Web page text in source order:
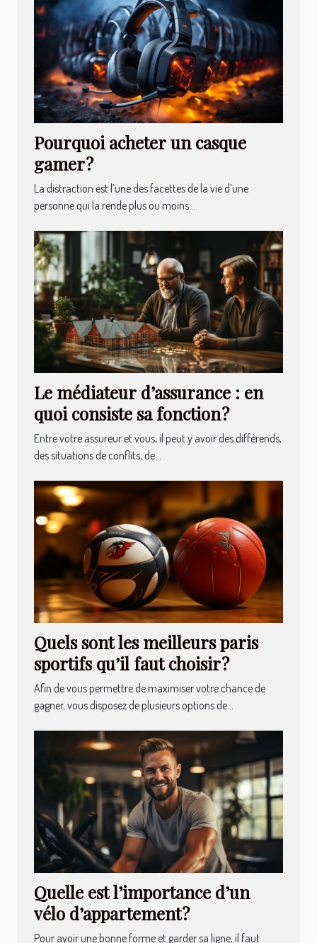
Pourquoi acheter un casque
gamer ?
La distraction est l’une des facettes de la vie d’une
personne qui la rende plus ou moins...
Le médiateur d’assurance : en
quoi consiste sa fonction ?
Entre votre assureur et vous, il peut y avoir des différends,
des situations de conflits, de...
Quels sont les meilleurs paris
sportifs qu’il faut choisir ?
Afin de vous permettre de maximiser votre chance de
gagner, vous disposez de plusieurs options de...
Quelle est l’importance d’un
vélo d’appartement ?
Pour avoir une bonne forme et garder sa ligne, il faut